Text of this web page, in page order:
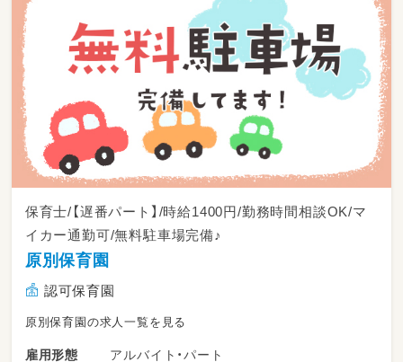
保育士/【遅番パート】/時給1400円/勤務時間相談OK/マ
イカー通勤可/無料駐車場完備♪
原別保育園
認可保育園
原別保育園の求人一覧を見る
雇用形態
アルバイト・パート